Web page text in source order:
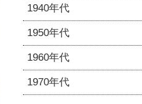
1940年代
1950年代
1960年代
1970年代